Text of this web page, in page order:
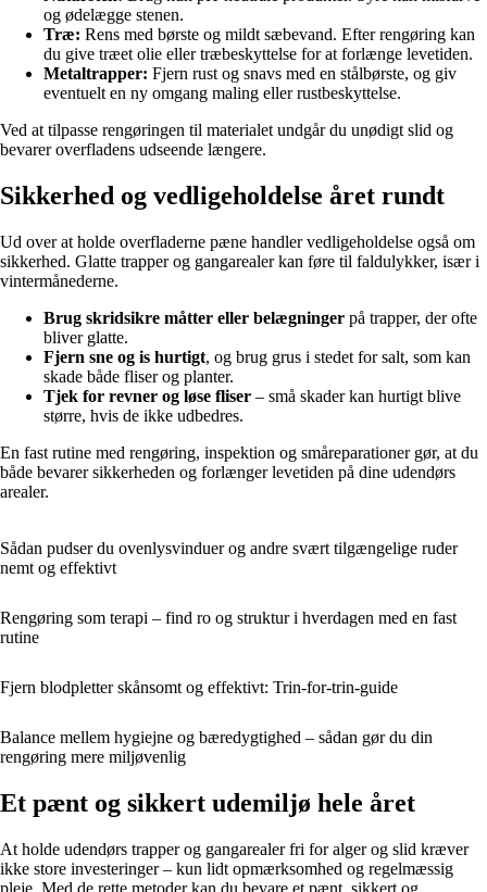
og ødelægge stenen.
Træ: Rens med børste og mildt sæbevand. Efter rengøring kan
du give træet olie eller træbeskyttelse for at forlænge levetiden.
Metaltrapper: Fjern rust og snavs med en stålbørste, og giv
eventuelt en ny omgang maling eller rustbeskyttelse.
Ved at tilpasse rengøringen til materialet undgår du unødigt slid og
bevarer overfladens udseende længere.
Sikkerhed og vedligeholdelse året rundt
Ud over at holde overfladerne pæne handler vedligeholdelse også om
sikkerhed. Glatte trapper og gangarealer kan føre til faldulykker, især i
vintermånederne.
Brug skridsikre måtter eller belægninger på trapper, der ofte
bliver glatte.
Fjern sne og is hurtigt, og brug grus i stedet for salt, som kan
skade både fliser og planter.
Tjek for revner og løse fliser – små skader kan hurtigt blive
større, hvis de ikke udbedres.
En fast rutine med rengøring, inspektion og småreparationer gør, at du
både bevarer sikkerheden og forlænger levetiden på dine udendørs
arealer.
Sådan pudser du ovenlysvinduer og andre svært tilgængelige ruder
nemt og effektivt
Rengøring som terapi – find ro og struktur i hverdagen med en fast
rutine
Fjern blodpletter skånsomt og effektivt: Trin-for-trin-guide
Balance mellem hygiejne og bæredygtighed – sådan gør du din
rengøring mere miljøvenlig
Et pænt og sikkert udemiljø hele året
At holde udendørs trapper og gangarealer fri for alger og slid kræver
ikke store investeringer – kun lidt opmærksomhed og regelmæssig
pleje. Med de rette metoder kan du bevare et pænt, sikkert og